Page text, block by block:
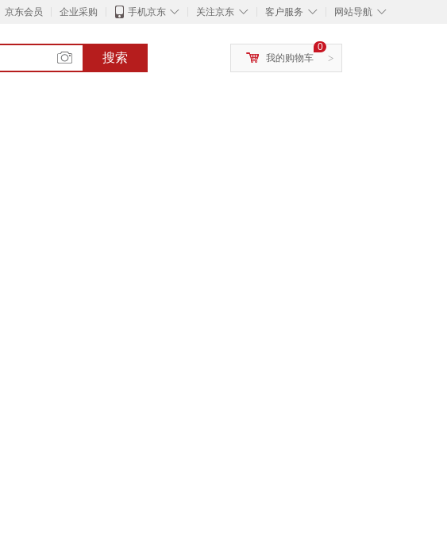
京东会员 企业采购 ◇
手机京东 ◇
关注京东 ◇
客户服务 ◇
网站导航
搜索 >
0
我的购物车